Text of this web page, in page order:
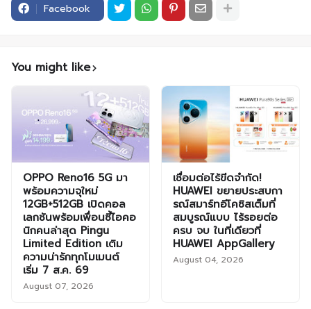
Facebook
You might like
OPPO Reno16 5G มา
พร้อมความจุใหม่
12GB+512GB เปิดคอล
เลกชันพร้อมเพื่อนซี้ไอคอ
นิกคนล่าสุด Pingu
Limited Edition เติม
ความน่ารักทุกโมเมนต์
เริ่ม 7 ส.ค. 69
August 07, 2026
เชื่อมต่อไร้ขีดจำกัด!
HUAWEI ขยายประสบกา
รณ์สมาร์ทอีโคซิสเต็มที่
สมบูรณ์แบบ ไร้รอยต่อ
ครบ จบ ในที่เดียวที่
HUAWEI AppGallery
August 04, 2026